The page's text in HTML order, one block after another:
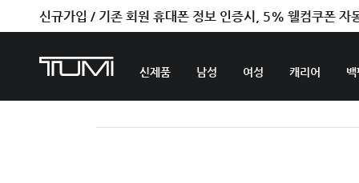
신규가입 / 기존 회원 휴대폰 정보 인증시, 5% 웰컴쿠폰 자
신제품 남성 여성 캐리어